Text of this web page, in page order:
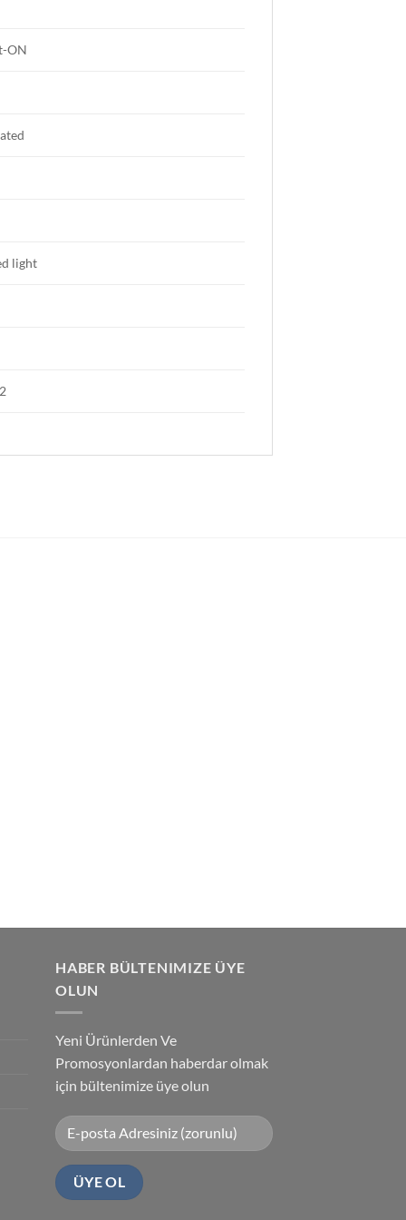
ON
light
HABER BÜLTENIMIZE ÜYE
OLUN
Yeni Ürünlerden Ve
Promosyonlardan haberdar olmak
için bültenimize üye olun